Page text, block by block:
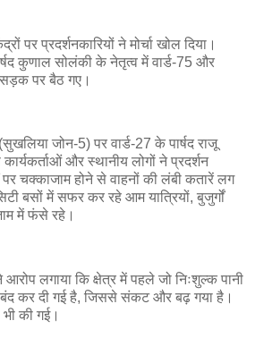
पर प्रदर्शनकारियों ने मोर्चा खोल दिया।
कुणाल सोलंकी के नेतृत्व में वार्ड-75 और
सड़क पर बैठ गए।
जोन-5) पर वार्ड-27 के पार्षद राजू
और स्थानीय लोगों ने प्रदर्शन
पर चक्काजाम होने से वाहनों की लंबी कतारें लग
बसों में सफर कर रहे आम यात्रियों, बुजुर्गों
में फंसे रहे।
आरोप लगाया कि क्षेत्र में पहले जो निःशुल्क पानी
बंद कर दी गई है, जिससे संकट और बढ़ गया है।
की गई।